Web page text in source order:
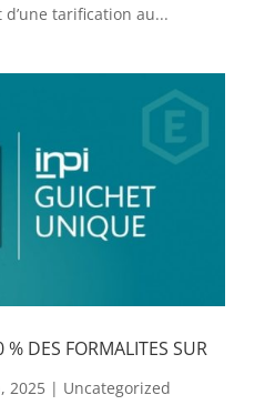
d’une tarification au...
DES FORMALITES SUR
2025| Uncategorized